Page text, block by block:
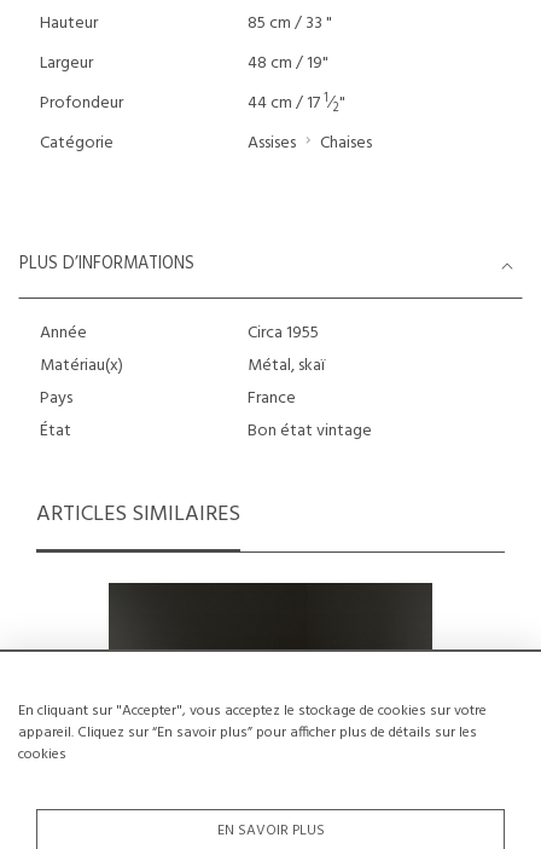
En cliquant sur "Accepter", vous acceptez le stockage de cookies sur votre
appareil. Cliquez sur “En savoir plus” pour afficher plus de détails sur les
cookies
EN SAVOIR PLUS
Hauteur
85 cm / 33 "
Largeur
48 cm / 19"
Profondeur
44 cm / 171⁄2"
Catégorie
Assises Chaises
PLUS D’INFORMATIONS
Année
Circa 1955
Matériau(x)
Métal, skaï
Pays
France
État
Bon état vintage
ARTICLES SIMILAIRES